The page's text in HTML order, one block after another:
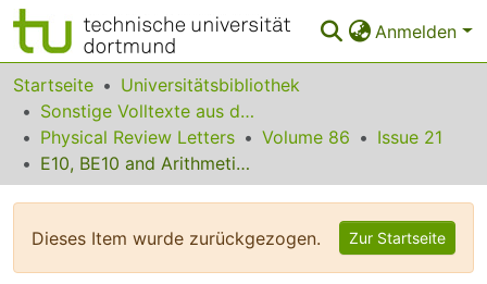
Anmelden
Bereiche & Sammlungen
Das gesamte Repositorium
Statistiken
Startseite
Universitätsbibliothek
Sonstige Volltexte aus dem Bibliotheksangebot
Physical Review Letters
Volume 86
Issue 21
E10, BE10 and Arithmetical Chaos in Superstring Cosmology
Dieses Item wurde zurückgezogen. Zur Startseite